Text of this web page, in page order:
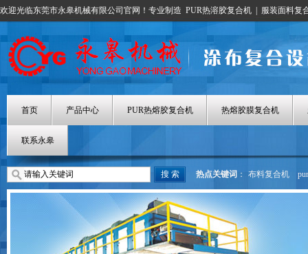
欢迎光临东莞市永皋机械有限公司官网！专业制造 PUR热溶胶复合机 服装面料复
首页 产品中心 PUR热熔胶复合机 热熔胶膜复合机
联系永皋
热点关键词 ： 布料复合机
热熔胶涂布机
热熔胶膜复合